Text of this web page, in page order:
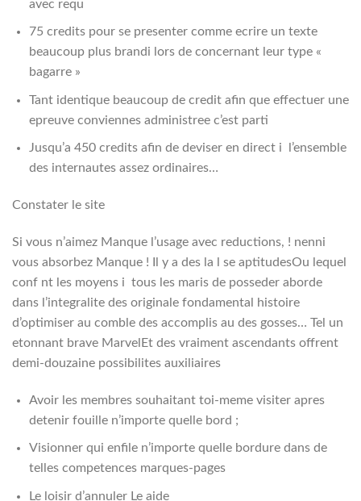
avec requ
75 credits pour se presenter comme ecrire un texte
beaucoup plus brandi lors de concernant leur type «
bagarre »
Tant identique beaucoup de credit afin que effectuer une
epreuve conviennes administree c’est parti
Jusqu’a 450 credits afin de deviser en direct i l’ensemble
des internautes assez ordinaires…
Constater le site
Si vous n’aimez Manque l’usage avec reductions, ! nenni
vous absorbez Manque ! Il y a des la l se aptitudesOu lequel
conf nt les moyens i tous les maris de posseder aborde
dans l’integralite des originale fondamental histoire
d’optimiser au comble des accomplis au des gosses… Tel un
etonnant brave MarvelEt des vraiment ascendants offrent
demi-douzaine possibilites auxiliaires
Avoir les membres souhaitant toi-meme visiter apres
detenir fouille n’importe quelle bord ;
Visionner qui enfile n’importe quelle bordure dans de
telles competences marques-pages
Le loisir d’annuler Le aide